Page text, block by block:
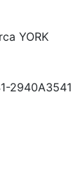
YORK
2940A3541